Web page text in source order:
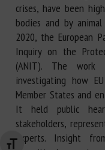
Changer la taille de la police
crises, have been
bodies and by
2020, the European
Inquiry on the
(ANIT). The
investigating how
Member States and
It held public
stakeholders,
experts. Insight